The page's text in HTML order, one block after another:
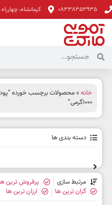
08338353935 کرمانشاه،
خانه » محصولات برچسب خورده
1000گرمی”
دسته بندی ها
مرتبط سازی پرفروش ترین
گران ترین ها
ارزان ترین ها